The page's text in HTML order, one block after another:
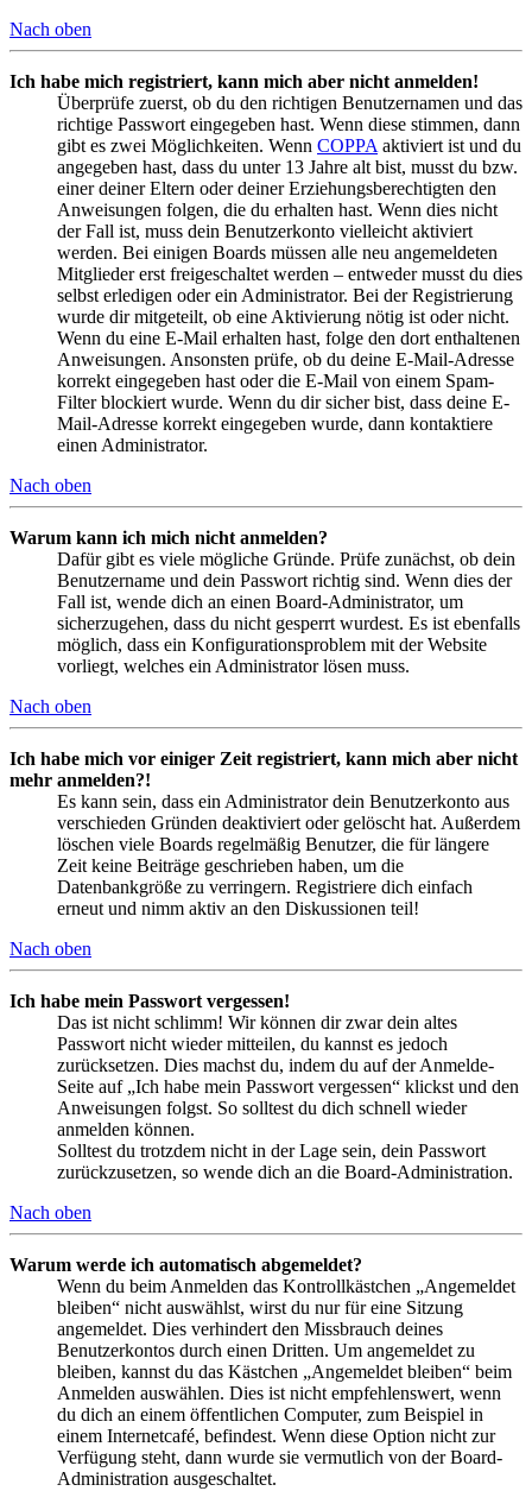
Nach oben
Ich habe mich registriert, kann mich aber nicht anmelden!
Überprüfe zuerst, ob du den richtigen Benutzernamen und das
richtige Passwort eingegeben hast. Wenn diese stimmen, dann
gibt es zwei Möglichkeiten. Wenn COPPA aktiviert ist und du
angegeben hast, dass du unter 13 Jahre alt bist, musst du bzw.
einer deiner Eltern oder deiner Erziehungsberechtigten den
Anweisungen folgen, die du erhalten hast. Wenn dies nicht
der Fall ist, muss dein Benutzerkonto vielleicht aktiviert
werden. Bei einigen Boards müssen alle neu angemeldeten
Mitglieder erst freigeschaltet werden – entweder musst du dies
selbst erledigen oder ein Administrator. Bei der Registrierung
wurde dir mitgeteilt, ob eine Aktivierung nötig ist oder nicht.
Wenn du eine E-Mail erhalten hast, folge den dort enthaltenen
Anweisungen. Ansonsten prüfe, ob du deine E-Mail-Adresse
korrekt eingegeben hast oder die E-Mail von einem Spam-
Filter blockiert wurde. Wenn du dir sicher bist, dass deine E-
Mail-Adresse korrekt eingegeben wurde, dann kontaktiere
einen Administrator.
Nach oben
Warum kann ich mich nicht anmelden?
Dafür gibt es viele mögliche Gründe. Prüfe zunächst, ob dein
Benutzername und dein Passwort richtig sind. Wenn dies der
Fall ist, wende dich an einen Board-Administrator, um
sicherzugehen, dass du nicht gesperrt wurdest. Es ist ebenfalls
möglich, dass ein Konfigurationsproblem mit der Website
vorliegt, welches ein Administrator lösen muss.
Nach oben
Ich habe mich vor einiger Zeit registriert, kann mich aber nicht
mehr anmelden?!
Es kann sein, dass ein Administrator dein Benutzerkonto aus
verschieden Gründen deaktiviert oder gelöscht hat. Außerdem
löschen viele Boards regelmäßig Benutzer, die für längere
Zeit keine Beiträge geschrieben haben, um die
Datenbankgröße zu verringern. Registriere dich einfach
erneut und nimm aktiv an den Diskussionen teil!
Nach oben
Ich habe mein Passwort vergessen!
Das ist nicht schlimm! Wir können dir zwar dein altes
Passwort nicht wieder mitteilen, du kannst es jedoch
zurücksetzen. Dies machst du, indem du auf der Anmelde-
Seite auf „Ich habe mein Passwort vergessen“ klickst und den
Anweisungen folgst. So solltest du dich schnell wieder
anmelden können.
Solltest du trotzdem nicht in der Lage sein, dein Passwort
zurückzusetzen, so wende dich an die Board-Administration.
Nach oben
Warum werde ich automatisch abgemeldet?
Wenn du beim Anmelden das Kontrollkästchen „Angemeldet
bleiben“ nicht auswählst, wirst du nur für eine Sitzung
angemeldet. Dies verhindert den Missbrauch deines
Benutzerkontos durch einen Dritten. Um angemeldet zu
bleiben, kannst du das Kästchen „Angemeldet bleiben“ beim
Anmelden auswählen. Dies ist nicht empfehlenswert, wenn
du dich an einem öffentlichen Computer, zum Beispiel in
einem Internetcafé, befindest. Wenn diese Option nicht zur
Verfügung steht, dann wurde sie vermutlich von der Board-
Administration ausgeschaltet.